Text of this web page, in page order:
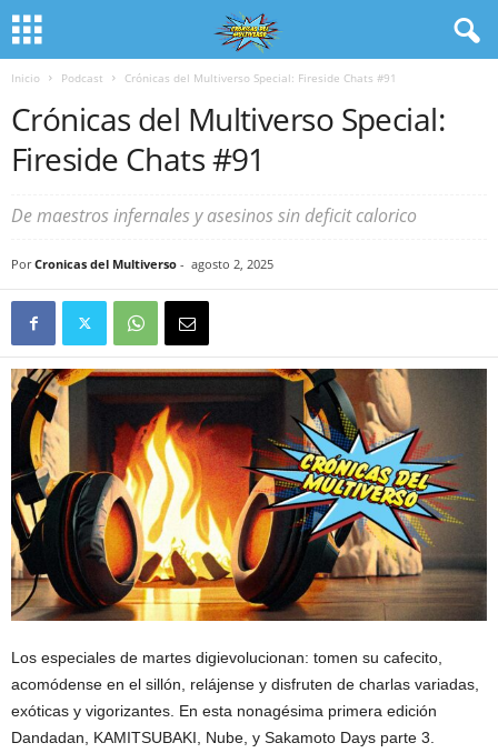
Inicio Podcast Crónicas del Multiverso Special: Fireside Chats #91
Crónicas del Multiverso Special:
Fireside Chats #91
De maestros infernales y asesinos sin deficit calorico
Por Cronicas del Multiverso - agosto 2, 2025
Los especiales de martes digievolucionan: tomen su cafecito,
acomódense en el sillón, relájense y disfruten de charlas variadas,
exóticas y vigorizantes. En esta nonagésima primera edición
Dandadan, KAMITSUBAKI, Nube, y Sakamoto Days parte 3.